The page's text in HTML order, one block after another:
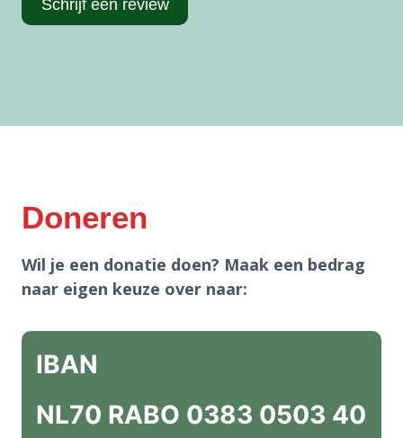
Schrijf een review
Doneren
Wil je een donatie doen? Maak een bedrag
naar eigen keuze over naar:
IBAN
NL70 RABO 0383 0503 40